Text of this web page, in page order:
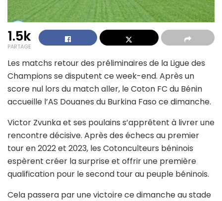
1.5k
PARTAGE
Les matchs retour des préliminaires de la Ligue des
Champions se disputent ce week-end. Après un
score nul lors du match aller, le Coton FC du Bénin
accueille l’AS Douanes du Burkina Faso ce dimanche.
Victor Zvunka et ses poulains s’apprêtent à livrer une
rencontre décisive. Après des échecs au premier
tour en 2022 et 2023, les Cotonculteurs béninois
espèrent créer la surprise et offrir une première
qualification pour le second tour au peuple béninois.
Cela passera par une victoire ce dimanche au stade